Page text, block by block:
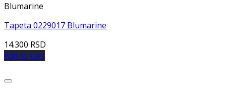
Blumarine
Tapeta 0229017 Blumarine
14.300 RSD
Add to cart